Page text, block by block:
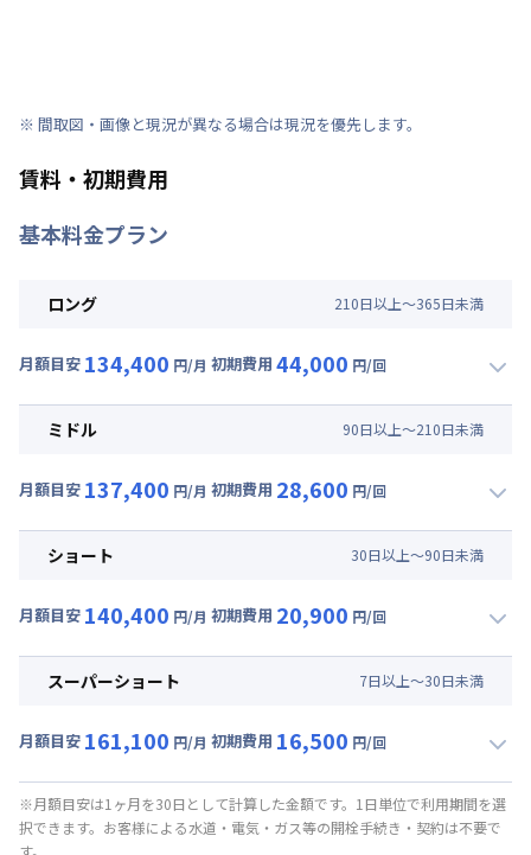
※ 間取図・画像と現況が異なる場合は現況を優先します。
賃料・初期費用
基本料金プラン
ロング 210日以上～365日未満
月額目安 134,400 円/月 初期費用 44,000 円/回
月額賃料目安(30日利用)
光熱費他 : 24,000円/月 (800円/日) (税抜)
その他費用 :
初期費用
ミドル 90日以上～210日未満
月額目安 137,400 円/月 初期費用 28,600 円/回
月額賃料目安(30日利用)
光熱費他 : 24,000円/月 (800円/日) (税抜)
その他費用 :
初期費用
ショート 30日以上～90日未満
月額目安 140,400 円/月 初期費用 20,900 円/回
月額賃料目安(30日利用)
光熱費他 : 24,000円/月 (800円/日) (税抜)
その他費用 :
管理費: 6,000円/月 (200円/日)
スーパーショート 7日以上～30日未満
月額目安 161,100 円/月 初期費用 16,500 円/回
月額賃料目安(30日利用)
賃料 : 117,000円/月 (3,900円/日) (税抜)
※月額目安は1ヶ月を30日として計算した金額です。1日単位で利用期間を選
択できます。お客様による水道・電気・ガス等の開栓手続き・契約は不要で
す。